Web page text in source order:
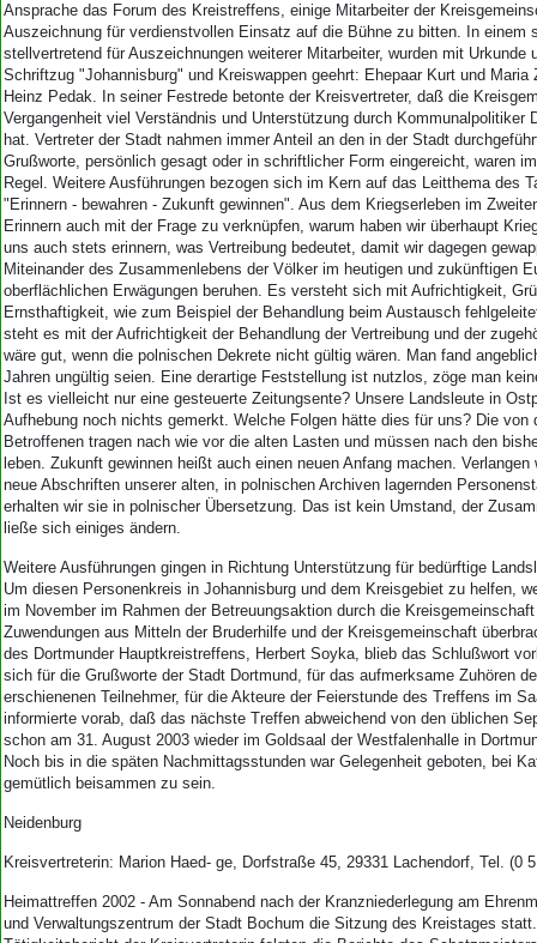
Ansprache das Forum des Kreistreffens, einige Mitarbeiter der
Auszeichnung für verdienstvollen Einsatz auf die Bühne zu bitten. In einem
stellvertretend für Auszeichnungen weiterer Mitarbeiter, wurden mit Urkunde
Schriftzug "Johannisburg" und Kreiswappen geehrt: Ehepaar Kurt und
Heinz Pedak. In seiner Festrede betonte der Kreisvertreter, daß die
Vergangenheit viel Verständnis und Unterstützung durch Kommunalpolitiker
hat. Vertreter der Stadt nahmen immer Anteil an den in der Stadt
Grußworte, persönlich gesagt oder in schriftlicher Form eingereicht, waren
Regel. Weitere Ausführungen bezogen sich im Kern auf das Leitthema des
"Erinnern - bewahren - Zukunft gewinnen". Aus dem Kriegserleben im
Erinnern auch mit der Frage zu verknüpfen, warum haben wir überhaupt
uns auch stets erinnern, was Vertreibung bedeutet, damit wir dagegen
Miteinander des Zusammenlebens der Völker im heutigen und zukünftigen
oberflächlichen Erwägungen beruhen. Es versteht sich mit Aufrichtigkeit,
Ernsthaftigkeit, wie zum Beispiel der Behandlung beim Austausch
steht es mit der Aufrichtigkeit der Behandlung der Vertreibung und der
wäre gut, wenn die polnischen Dekrete nicht gültig wären. Man fand
Jahren ungültig seien. Eine derartige Feststellung ist nutzlos, zöge man
Ist es vielleicht nur eine gesteuerte Zeitungsente? Unsere Landsleute in
Aufhebung noch nichts gemerkt. Welche Folgen hätte dies für uns? Die von
Betroffenen tragen nach wie vor die alten Lasten und müssen nach den
leben. Zukunft gewinnen heißt auch einen neuen Anfang machen.
neue Abschriften unserer alten, in polnischen Archiven lagernden
erhalten wir sie in polnischer Übersetzung. Das ist kein Umstand, der
ließe sich einiges ändern.
Weitere Ausführungen gingen in Richtung Unterstützung für bedürftige
Um diesen Personenkreis in Johannisburg und dem Kreisgebiet zu helfen,
im November im Rahmen der Betreuungsaktion durch die
Zuwendungen aus Mitteln der Bruderhilfe und der Kreisgemeinschaft
des Dortmunder Hauptkreistreffens, Herbert Soyka, blieb das Schlußwort
sich für die Grußworte der Stadt Dortmund, für das aufmerksame Zuhören
erschienenen Teilnehmer, für die Akteure der Feierstunde des Treffens im
informierte vorab, daß das nächste Treffen abweichend von den üblichen
schon am 31. August 2003 wieder im Goldsaal der Westfalenhalle in
Noch bis in die späten Nachmittagsstunden war Gelegenheit geboten, bei
gemütlich beisammen zu sein.
Neidenburg
Kreisvertreterin: Marion Haed­- ge, Dorfstraße 45, 29331 Lachendorf, Tel. (0
Heimattreffen 2002 - Am Sonnabend nach der Kranzniederlegung am
und Verwaltungszentrum der Stadt Bochum die Sitzung des Kreistages